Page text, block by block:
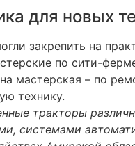
для новых
закрепить на
по сити-
мастерская – по
технику.
тракторы
системами